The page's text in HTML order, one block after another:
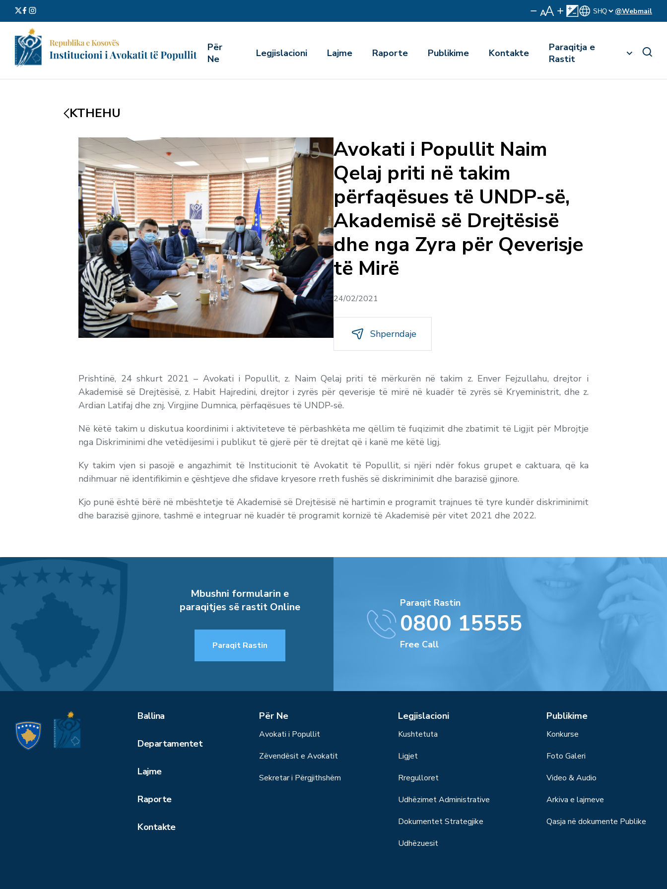
@Webmail
Për
Ne
Legjislacioni Lajme Raporte Publikime Kontakte
Paraqitja e
Rastit
KTHEHU
Avokati i Popullit Naim
Qelaj priti në takim
përfaqësues të UNDP-së,
Akademisë së Drejtësisë
dhe nga Zyra për Qeverisje
të Mirë
24/02/2021
Shperndaje
Prishtinë, 24 shkurt 2021 – Avokati i Popullit, z. Naim Qelaj priti të mërkurën në takim z. Enver Fejzullahu, drejtor i
Akademisë së Drejtësisë, z. Habit Hajredini, drejtor i zyrës për qeverisje të mirë në kuadër të zyrës së Kryeministrit, dhe z.
Ardian Latifaj dhe znj. Virgjine Dumnica, përfaqësues të UNDP-së.
Në këtë takim u diskutua koordinimi i aktiviteteve të përbashkëta me qëllim të fuqizimit dhe zbatimit të Ligjit për Mbrojtje
nga Diskriminimi dhe vetëdijesimi i publikut të gjerë për të drejtat që i kanë me këtë ligj.
Ky takim vjen si pasojë e angazhimit të Institucionit të Avokatit të Popullit, si njëri ndër fokus grupet e caktuara, që ka
ndihmuar në identifikimin e çështjeve dhe sfidave kryesore rreth fushës së diskriminimit dhe barazisë gjinore.
Kjo punë është bërë në mbështetje të Akademisë së Drejtësisë në hartimin e programit trajnues të tyre kundër diskriminimit
dhe barazisë gjinore, tashmë e integruar në kuadër të programit kornizë të Akademisë për vitet 2021 dhe 2022.
Mbushni formularin e
paraqitjes së rastit Online
Paraqit Rastin
Paraqit Rastin
0800 15555
Free Call
Ballina
Departamentet
Lajme
Raporte
Kontakte
Për Ne
Avokati i Popullit
Zëvendësit e Avokatit
Sekretar i Përgjithshëm
Legjislacioni
Kushtetuta
Ligjet
Rregulloret
Udhëzimet Administrative
Dokumentet Strategjike
Udhëzuesit
Publikime
Konkurse
Foto Galeri
Video & Audio
Arkiva e lajmeve
Qasja në dokumente Publike